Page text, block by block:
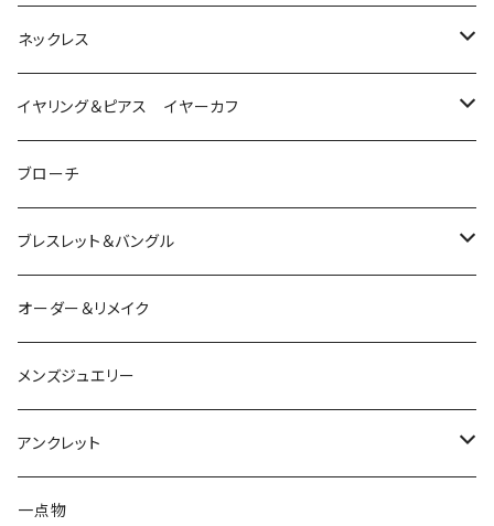
は虫類
ダイヤモンド
ルビー
猫
カラーストーン
かえる
ルビー
サファイア
鳥
カラーストーン
パール
K10
カラーストーン
パール
K18
ダイヤモンド
カラーストーン
シルバー
カラーストーン
海の生き物
ネックレス
は虫類
ダイヤモンド
ルビー
うさぎ
アクアマリン
パール
猫
カラーストーン
かえる
アクアマリン
クォーツ
鳥
カラーストーン
シルバー
そのほかの動物
ムーンストーン
K18
イヤリング＆ピアス イヤーカフ
かえる
は虫類
フトアゴ
亀
K10
そのほかの動物
シルバー
ブローチ
ブレスレット＆バングル
シルバー
オーダー＆リメイク
メンズジュエリー
アンクレット
シルバー
一点物